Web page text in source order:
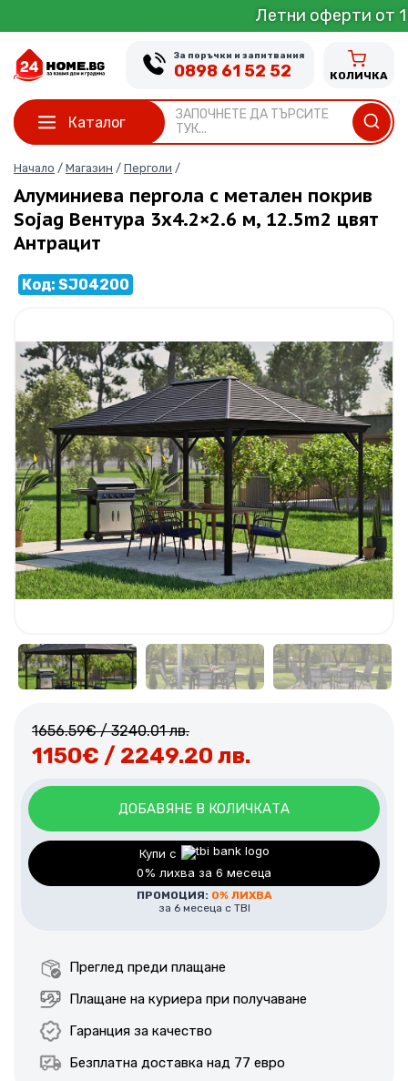
to
content
Летни оферти от 1 до 30 Август
Каталог
ЗАПОЧНЕТЕ ДА ТЪРСИТЕ
ТУК...
За поръчки и запитвания
0898 61 52 52 КОЛИЧКА
Алуминиева пергола с метален покрив
Sojag Вентура 3х4.2×2.6 м, 12.5m2 цвят
Антрацит
Начало / Магазин / Перголи /
Код: SJ04200
1656.59€/ 3240.01 лв.
1150€ / 2249.20 лв.
Добавете професионален монтаж.
Цена за монтаж в района на гр. София – 195€ / 381лв.
или е-мейл.
ДОБАВЯНЕ В КОЛИЧКАТА
Купи с
0% лихва за 6 месеца
ПРОМОЦИЯ: 0% ЛИХВА
за 6 месеца с TBI
Преглед преди плащане
Плащане на куриера при получаване
Гаранция за качество
Безплатна доставка над 77 евро